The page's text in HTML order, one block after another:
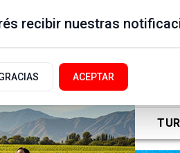
DEPORTES
recibir nuestras
ACEPTAR